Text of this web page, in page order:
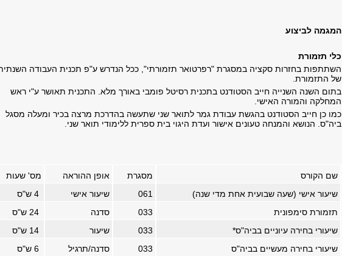
המגמה לביצוע
כלי תזמורת
השתתפות בחזרות סקציה במסגרת "רפרטואר תזמורתי", ככל הנדרש ע"פ תכנית העבודה
של התזמורת.
בתום השנה השנייה חייב הסטודנט בתכנית רסיטל פומבי באורך מלא. התכנית תאושר ע"י ראש
המחלקה והמורה האישי.
כמו כן חייב הסטודנט בהגשת עבודת גמר לתואר שני שתעשה בהדרכת מרצה בכיר ומעלה מסגל
ביה"ס. הנושא והמנחה טעונים אישור ועדת היגוי בית ספרית ללימודי תואר שני.
שם הקורס מסגרת אופן ההוראה
מס' שעות
שיעור אישי (שעה שבועית אחת מדי שנה)
061 שיעור אישי 4 ש"ס
תזמורת סימפונית
033 סדנה 24 ש"ס
שיעורי בחירה עיוניים בביה"ס*
033 שיעור 14 ש"ס
שיעורי בחירה מעשיים בביה"ס
033 סדנה/תרגיל 6 ש"ס